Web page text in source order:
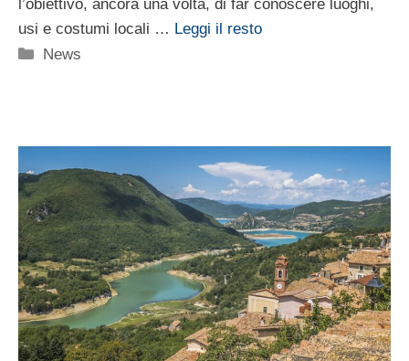
l’obiettivo, ancora una volta, di far conoscere luoghi,
usi e costumi locali … Leggi il resto
Categorie
News